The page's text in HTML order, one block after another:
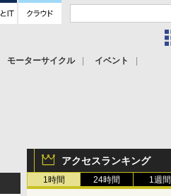
モーターサイクル
イベント
アクセスランキング
1時間 24時間 1週間